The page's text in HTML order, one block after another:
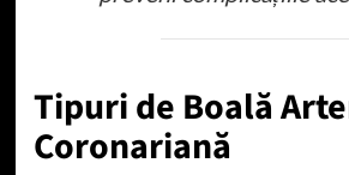
Tipuri de Boală
Coronariană